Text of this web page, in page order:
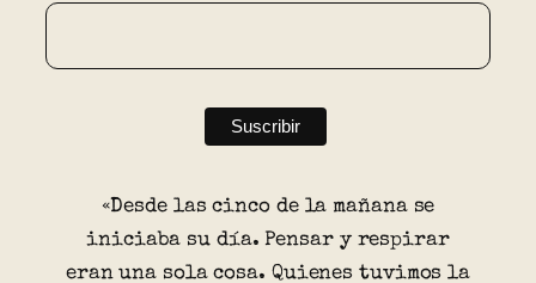
«Desde las cinco de la mañana se
iniciaba su día. Pensar y respirar
eran una sola cosa. Quienes tuvimos la